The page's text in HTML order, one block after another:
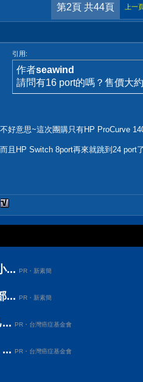
第2頁 共44頁 上一
引用:
作者seawind
請問有16 port的嗎？售價大
不好意思~這次團購只有HP ProCurve
而且HP Switch 8port再來就跳到24 port
... PR・新素簡
... PR・新素簡
PR・台灣癌症基金會
PR・台灣癌症基金會